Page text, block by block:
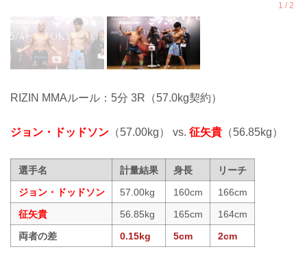
RIZIN MMAルール：5分 3R（57.0kg契約）
ジョン・ドッドソン （57.00kg） vs. 征矢貴 （56.85kg）
選手名 計量結果 身長
リーチ
ジョン・ドッドソン
57.00kg 160cm
166cm
征矢貴
56.85kg 165cm
164cm
両者の差
0.15kg 5cm 2cm